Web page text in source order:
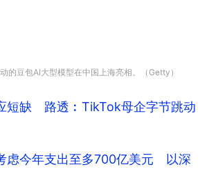
的豆包AI大型模型在中国上海亮相。（Getty）
短缺 路透︰TikTok母企字节跳动
虑今年支出至多700亿美元 以深